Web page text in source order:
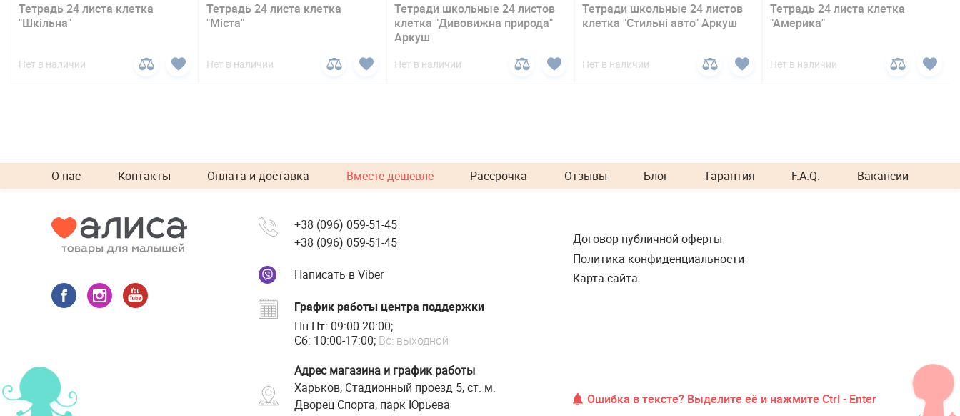
Тетрадь 24 листа клетка
"Шкільна"
Нет в наличии
Тетрадь 24 листа клетка
"Міста"
Нет в наличии
Тетради школьные 24 листов
клетка "Дивовижна природа"
Аркуш
Нет в наличии
Тетради школьные 24 листов
клетка "Стильні авто" Аркуш
Нет в наличии
Тетрадь 24 листа клетка
"Америка"
Нет в наличии
О нас Контакты Оплата и доставка Вместе дешевле Рассрочка Отзывы Блог Гарантия F.A.Q. Вакансии
+38 (096) 059-51-45
+38 (096) 059-51-45
Написать в Viber
График работы центра поддержки
Пн-Пт: 09:00-20:00;
Сб: 10:00-17:00; Вс: выходной
Адрес магазина и график работы
Харьков, Стадионный проезд 5, ст. м.
Дворец Спорта, парк Юрьева
Договор публичной оферты
Политика конфиденциальности
Карта сайта
Ошибка в тексте? Выделите её и нажмите Ctrl - Enter